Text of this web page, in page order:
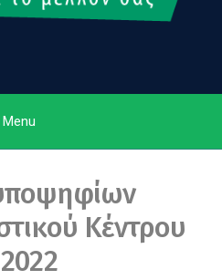
Menu
Κέντρου